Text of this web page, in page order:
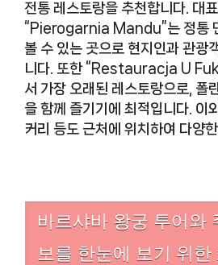
전통 레스토랑을 추천합니다. 대
“Pierogarnia Mandu”는 정통
볼 수 있는 곳으로 현지인과 관광
니다. 또한 “Restauracja U
서 가장 오래된 레스토랑으로, 폴
을 함께 즐기기에 최적입니다. 이
커리 등도 근처에 위치하여 다양
바르샤바 왕궁 투어와
보를 한눈에 보기 위한